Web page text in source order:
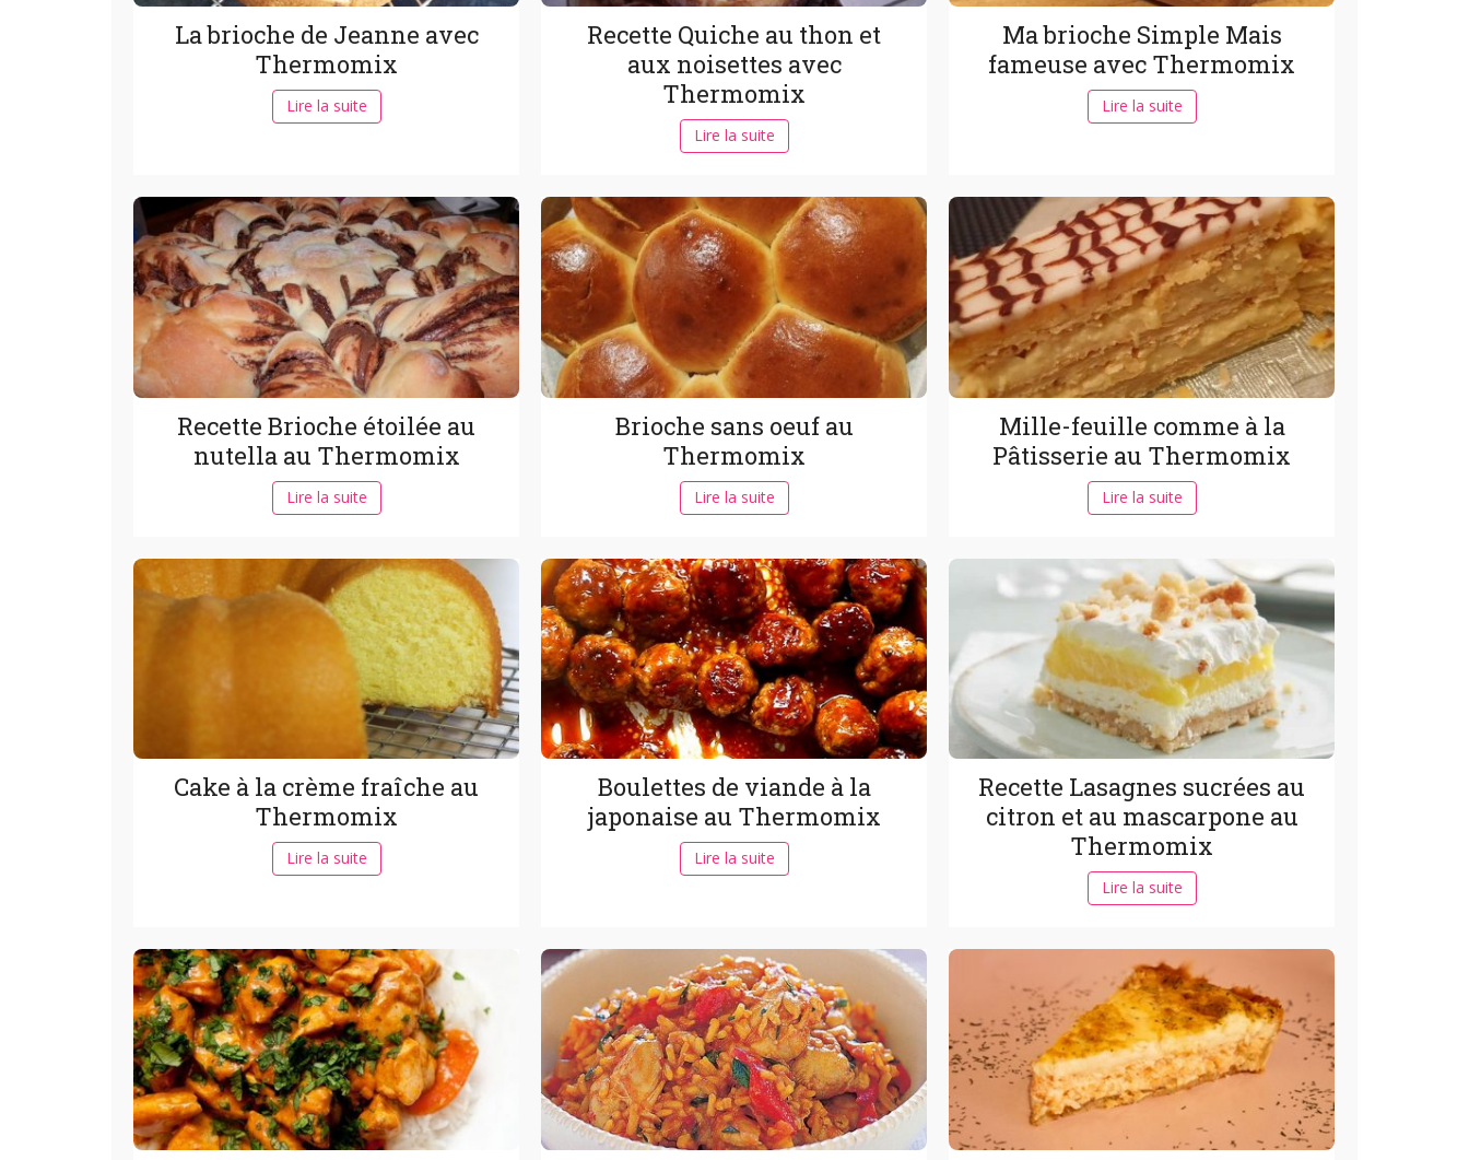
La brioche de Jeanne avec
Thermomix
Lire la suite
Recette Quiche au thon et
aux noisettes avec
Thermomix
Lire la suite
Ma brioche Simple Mais
fameuse avec Thermomix
Lire la suite
Recette Brioche étoilée au
nutella au Thermomix
Lire la suite
Brioche sans oeuf au
Thermomix
Lire la suite
Mille-feuille comme à la
Pâtisserie au Thermomix
Lire la suite
Cake à la crème fraîche au
Thermomix
Lire la suite
Boulettes de viande à la
japonaise au Thermomix
Lire la suite
Recette Lasagnes sucrées au
citron et au mascarpone au
Thermomix
Lire la suite